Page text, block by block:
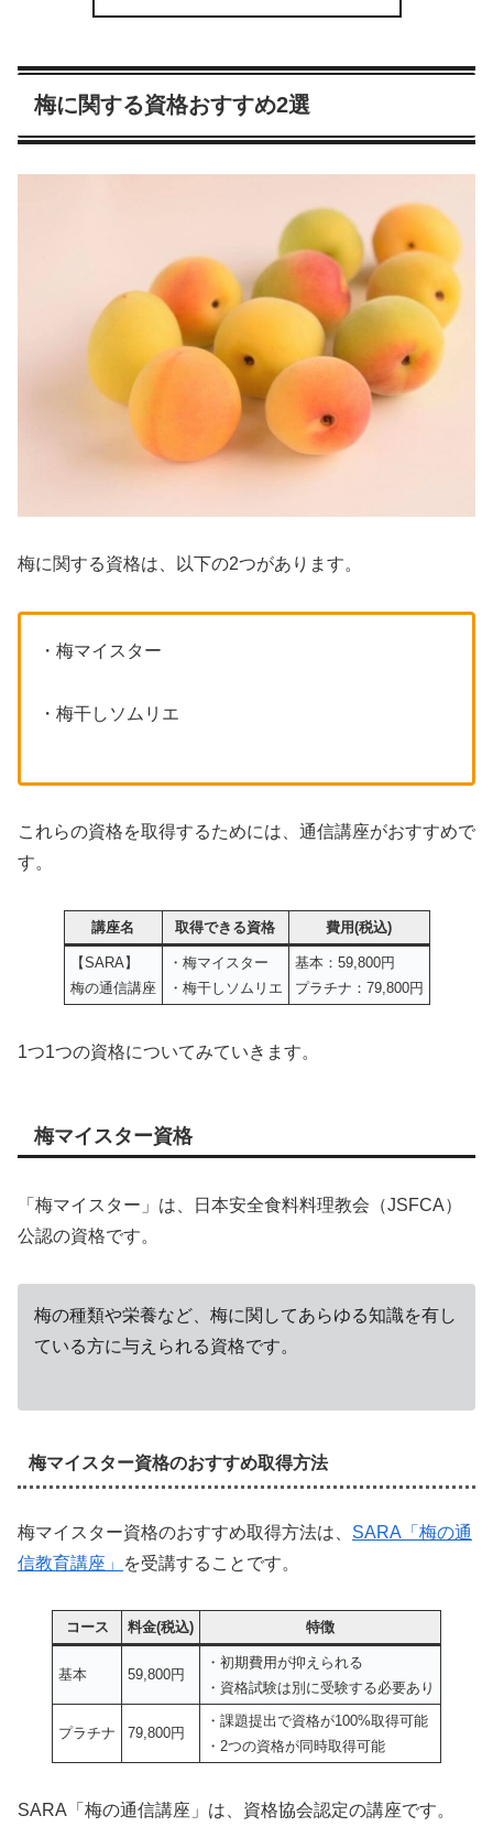
梅に関する資格おすすめ2選
梅に関する資格は、以下の2つがあります。
・梅マイスター
・梅干しソムリエ
これらの資格を取得するためには、通信講座がおすすめで
す。
講座名 取得できる資格 費用(税込)
【SARA】
梅の通信講座
・梅マイスター
・梅干しソムリエ
基本：59,800円
プラチナ：79,800円
1つ1つの資格についてみていきます。
梅マイスター資格
「梅マイスター」は、日本安全食料料理教会（JSFCA）
公認の資格です。
梅の種類や栄養など、梅に関してあらゆる知識を有し
ている方に与えられる資格です。
梅マイスター資格のおすすめ取得方法
梅マイスター資格のおすすめ取得方法は、 SARA「梅の通
信教育講座」
を受講することです。
コース 料金(税込) 特徴
基本 59,800円
・初期費用が抑えられる
・資格試験は別に受験する必要あり
プラチナ 79,800円
・課題提出で資格が100%取得可能
・2つの資格が同時取得可能
SARA「梅の通信講座」は、資格協会認定の講座です。